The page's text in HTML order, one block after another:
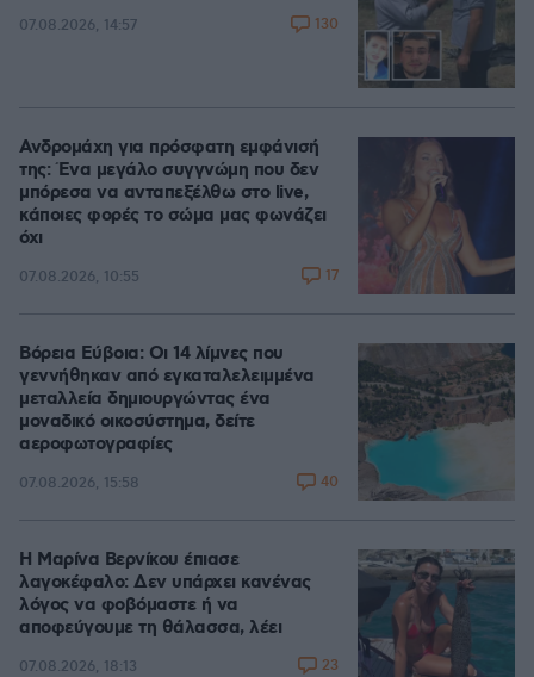
07.08.2026, 14:57 130
Ανδρομάχη για πρόσφατη εμφάνισή
της: Ένα μεγάλο συγγνώμη που δεν
μπόρεσα να ανταπεξέλθω στο live,
κάποιες φορές το σώμα μας φωνάζει
όχι
07.08.2026, 10:55 17
Βόρεια Εύβοια: Οι 14 λίμνες που
γεννήθηκαν από εγκαταλελειμμένα
μεταλλεία δημιουργώντας ένα
μοναδικό οικοσύστημα, δείτε
αεροφωτογραφίες
07.08.2026, 15:58 40
Η Μαρίνα Βερνίκου έπιασε
λαγοκέφαλο: Δεν υπάρχει κανένας
λόγος να φοβόμαστε ή να
αποφεύγουμε τη θάλασσα, λέει
07.08.2026, 18:13 23